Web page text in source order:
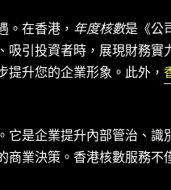
。在香港， 年度核數是《公
引投資者時，展現財務實
升您的企業形象。此外，
它是企業提升內部管治、
業決策。香港核數服務